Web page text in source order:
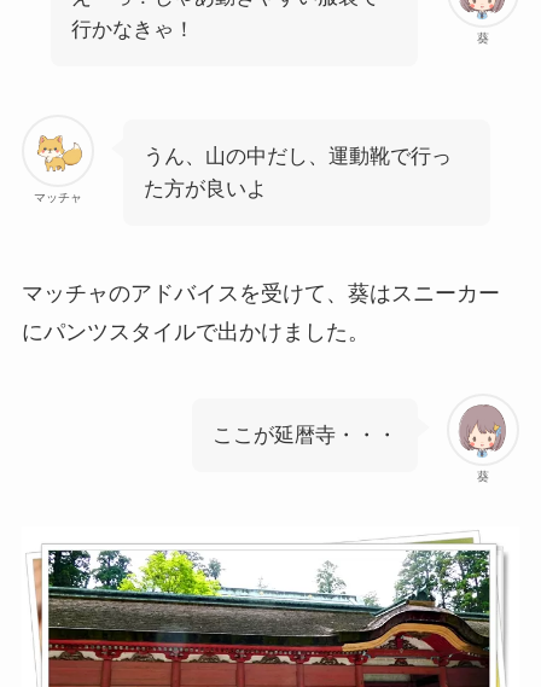
葵
行かなきゃ！
マッチャ
うん、山の中だし、運動靴で行っ
た方が良いよ
マッチャのアドバイスを受けて、葵はスニーカー
にパンツスタイルで出かけました。
葵
ここが延暦寺・・・